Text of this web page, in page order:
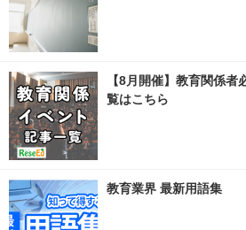
【8月開催】教育関係
覧はこちら
教育業界 最新用語集